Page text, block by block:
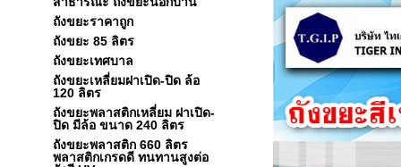
ถังขยะราคาถูก
ถังขยะ 85 ลิตร
ถังขยะเทศบาล
ถังขยะเหลี่ยมฝาเปิด-ปิด ล้อ
120 ลิตร
ถังขยะพลาสติกเหลี่ยม ฝาเปิด-
ปิด มีล้อ ขนาด 240 ลิตร
ถังขยะพลาสติก 660 ลิตร
พลาสติกเกรดดี ทนทานสูงต่อ